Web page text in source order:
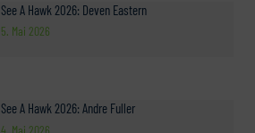
See A Hawk 2026: Deven Eastern
5. Mai 2026
See A Hawk 2026: Andre Fuller